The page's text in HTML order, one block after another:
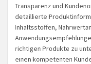
Transparenz und
detaillierte
Inhaltsstoffen,
richtigen Produkte zu
einen kompetenten